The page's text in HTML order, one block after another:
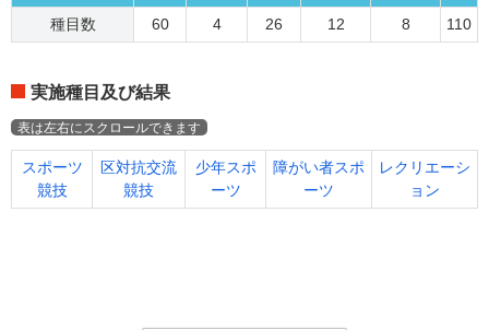
種目数 60 4 26 12 8 110
実施種目及び結果
スポーツ
競技
区対抗交流
競技
少年スポ
ーツ
障がい者スポ
ーツ
レクリエーシ
ョン